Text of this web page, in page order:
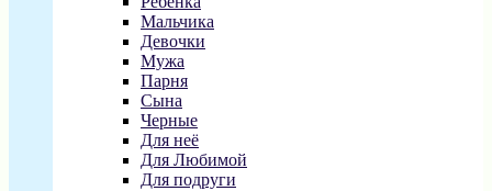
Мальчика
Девочки
Мужа
Парня
Сына
Черные
Для неё
Для Любимой
Для подруги